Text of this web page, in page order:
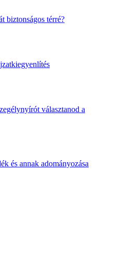
biztonságos térré?
választanod a
és annak adományozása